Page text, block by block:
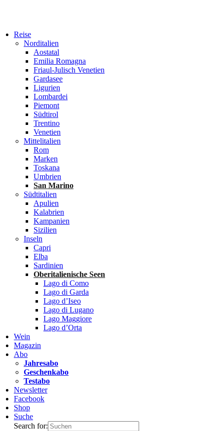
Reise
Norditalien
Aostatal
Emilia Romagna
Friaul-Julisch Venetien
Gardasee
Ligurien
Lombardei
Piemont
Südtirol
Trentino
Venetien
Mittelitalien
Rom
Marken
Toskana
Umbrien
San Marino
Südtitalien
Apulien
Kalabrien
Kampanien
Sizilien
Inseln
Capri
Elba
Sardinien
Oberitalienische Seen
Lago di Como
Lago di Garda
Lago d’Iseo
Lago di Lugano
Lago Maggiore
Lago d’Orta
Wein
Magazin
Abo
Jahresabo
Geschenkabo
Testabo
Newsletter
Facebook
Shop
Suche
Search for: